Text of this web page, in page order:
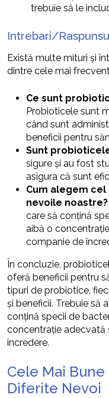
trebuie să le
Intrebari/
Există multe mituri și
dintre cele mai
Ce sunt
Probioticele sunt
când sunt
beneficii pentru
Sunt
sigure și au fost
asigura că sunt
Cum alegem
nevoile noastre?
care să conțină
aibă o
companie de
În concluzie,
oferă beneficii pentru
tipuri de probiotice,
și beneficii. Trebuie să
conțină specii de
concentrație adecvată
încredere.
Cele Mai
Diferite Nevoi